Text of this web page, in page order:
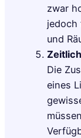
zwar
jedoch
und
Die
eines